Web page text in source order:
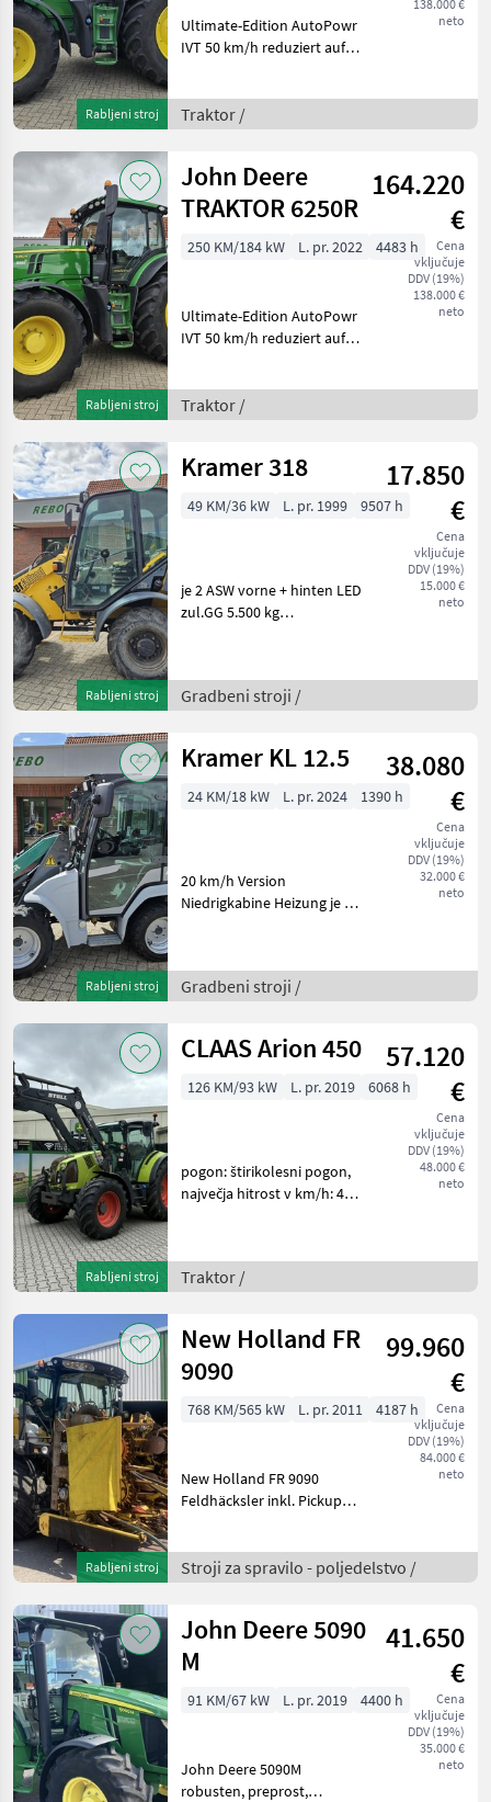
Rabljeni stroj
138.000 €
neto
Ultimate-Edition AutoPowr
IVT 50 km/h reduziert auf
AutoTrac StarFire 7000
DAB+ Radio 1 dw vorne
+ hi
Traktor /
Rabljeni stroj
John Deere
TRAKTOR 6250R
164.220
€
Cena
vključuje
DDV (19%)
138.000 €
neto
250 KM/184 kW L. pr. 2022 4483 h
Ultimate-Edition AutoPowr
IVT 50 km/h reduziert auf
AutoTrac StarFire 7000
DAB+ Radio 1 dw vorne
+ hi
Traktor /
Rabljeni stroj
Kramer 318
17.850
€
Cena
vključuje
DDV (19%)
15.000 €
neto
49 KM/36 kW L. pr. 1999 9507 h
je 2 ASW vorne + hinten LED
zul.GG 5.500 kg
Gradbeni stroji /
Rabljeni stroj
Kramer KL 12.5
38.080
€
Cena
vključuje
DDV (19%)
32.000 €
neto
24 KM/18 kW L. pr. 2024 1390 h
20 km/h Version
Niedrigkabine Heizung je 2
DAB+
Radio/USB/Freisprecheinrichtung
Rangierkupplung
Gradbeni stroji /
Rabljeni stroj
CLAAS Arion 450
57.120
€
Cena
vključuje
DDV (19%)
48.000 €
neto
126 KM/93 kW L. pr. 2019 6068 h
pogon: štirikolesni pogon,
največja hitrost v km/h: 40,
540/750/1000 Traktor
Standardni traktor
Traktor /
Rabljeni stroj
New Holland FR
9090
99.960
€
Cena
vključuje
DDV (19%)
84.000 €
neto
768 KM/565 kW L. pr. 2011 4187 h
New Holland FR 9090
Feldhäcksler inkl. Pickup
Turmverlängerung inkl.
Adapterrahmen für
Erntevorsätz
Stroji za spravilo - poljedelstvo /
John Deere 5090
M
41.650
€
Cena
vključuje
DDV (19%)
35.000 €
neto
91 KM/67 kW L. pr. 2019 4400 h
John Deere 5090M
robusten, preprost,